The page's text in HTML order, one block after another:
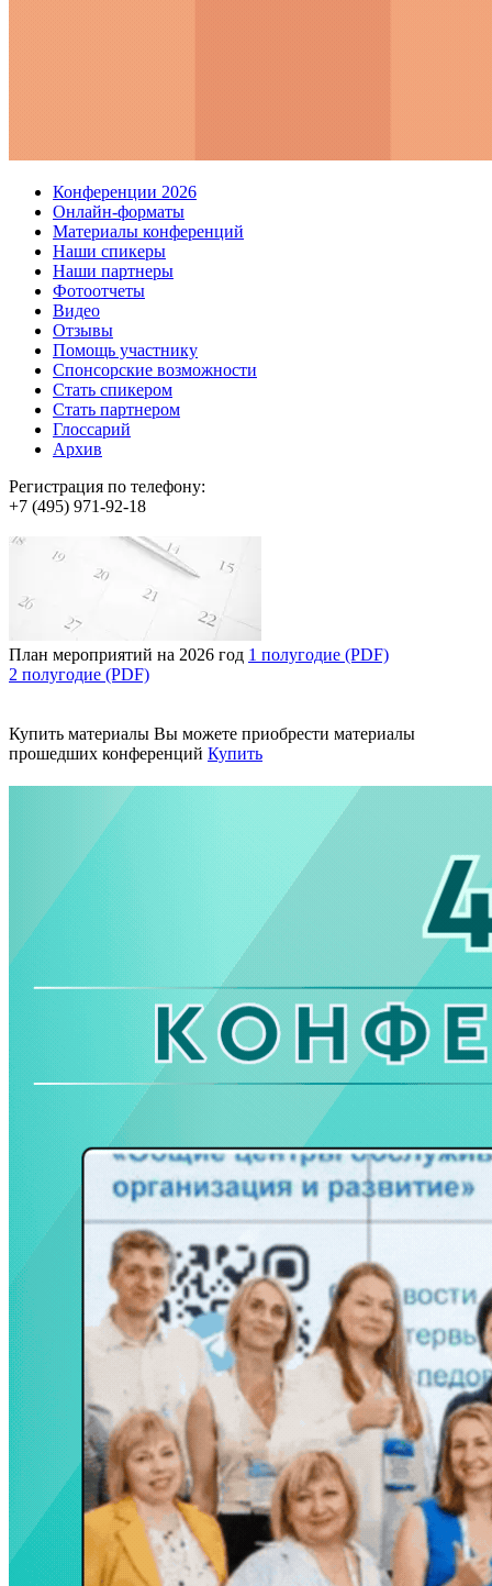
Конференции 2026
Онлайн-форматы
Материалы конференций
Наши спикеры
Наши партнеры
Фотоотчеты
Видео
Отзывы
Помощь участнику
Спонсорские возможности
Стать спикером
Стать партнером
Глоссарий
Архив
Регистрация по телефону:
+7 (495) 971-92-18
План мероприятий на 2026 год 1 полугодие (PDF)
2 полугодие (PDF)
Купить материалы Вы можете приобрести материалы
прошедших конференций Купить